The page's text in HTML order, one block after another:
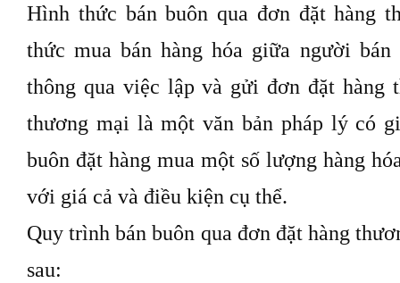
Hình thức bán buôn qua đơn đặt hàng
thức mua bán hàng hóa giữa người
thông qua việc lập và gửi đơn đặt hàng
thương mại là một văn bản pháp lý có
buôn đặt hàng mua một số lượng hàng
với giá cả và điều kiện cụ thể.
Quy trình bán buôn qua đơn đặt hàng
sau: